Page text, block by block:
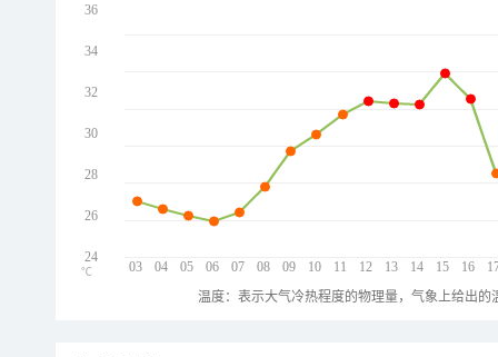
03 04 05 06 07 08 09 10 11 12 13 14 15 16
36
34
32
30
28
26
24
℃
温度：表示大气冷热程度的物理量，气象上给出